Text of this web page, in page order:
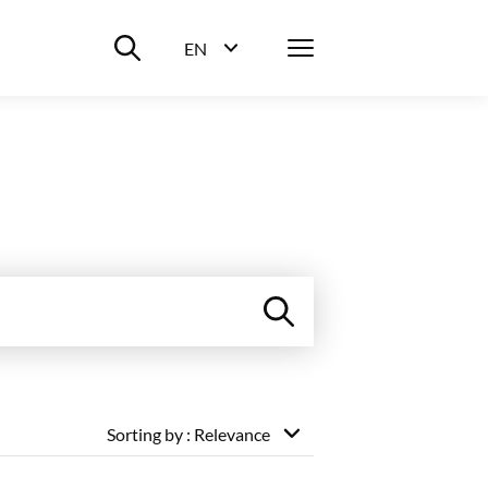
Suche ein-/ausblenden
EN
Menü
Sorting by : Relevance